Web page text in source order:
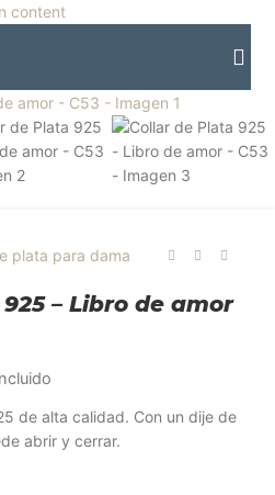
contentagostinas
plata para dama
– Libro de amor
de alta calidad. Con un dije de
abrir y cerrar.